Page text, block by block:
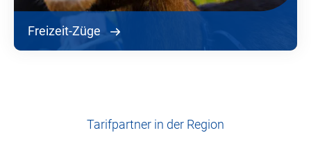
Freizeit-Züge
Tarifpartner in der Region